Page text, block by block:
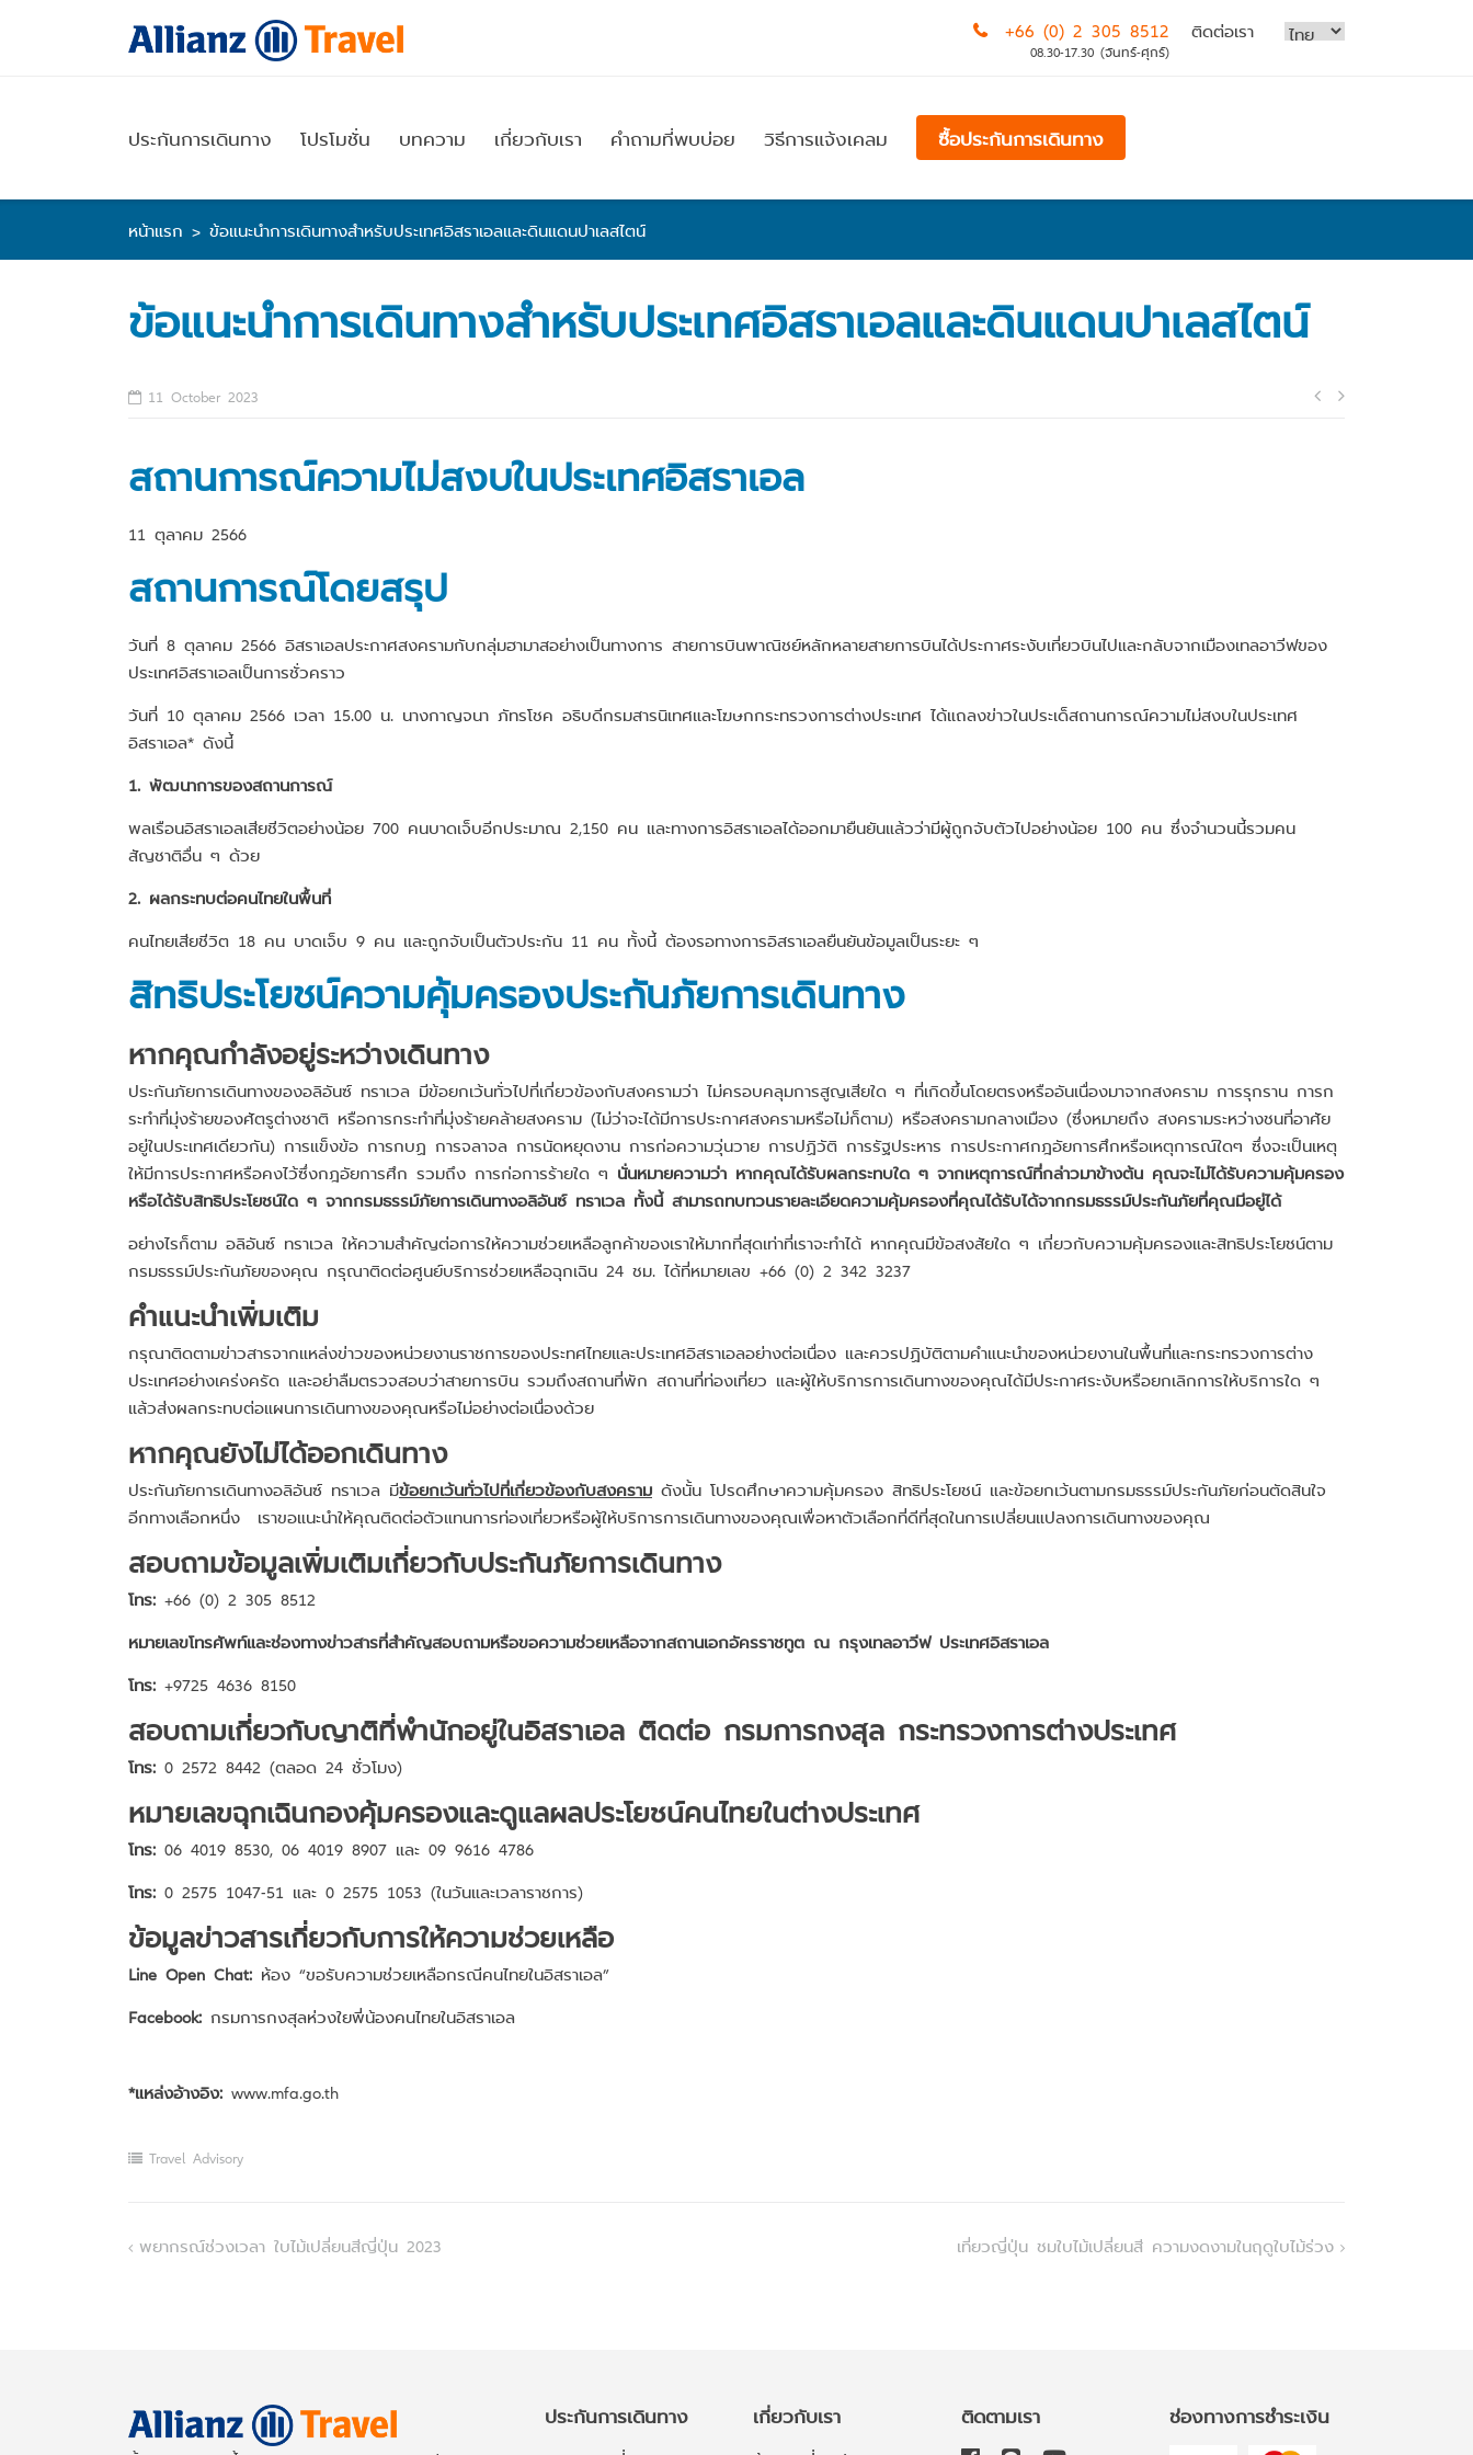
+66 (0) 2 305 8512
08.30-17.30 (จันทร์-ศุกร์)
ติดต่อเรา
ประกันการเดินทาง โปรโมชั่น บทความ เกี่ยวกับเรา คำถามที่พบบ่อย วิธีการแจ้งเคลม ซื้อประกันการเดินทาง
หน้าแรก > ข้อแนะนำการเดินทางสำหรับประเทศอิสราเอลและดินแดนปาเลสไตน์
ข้อแนะนำการเดินทางสำหรับประเทศอิสราเอลและดินแดนปาเลสไตน์
11 October 2023
Post
สถานการณ์ความไม่สงบในประเทศอิสราเอล
11 ตุลาคม 2566
สถานการณ์โดยสรุป
วันที่ 8 ตุลาคม 2566 อิสราเอลประกาศสงครามกับกลุ่มฮามาสอย่างเป็นทางการ สายการบินพาณิชย์หลักหลายสายการบินได้ประกาศระงับเที่ยวบินไปและกลับจากเมืองเทลอาวีฟของ
ประเทศอิสราเอลเป็นการชั่วคราว
วันที่ 10 ตุลาคม 2566 เวลา 15.00 น. นางกาญจนา ภัทรโชค อธิบดีกรมสารนิเทศและโฆษกกระทรวงการต่างประเทศ ได้แถลงข่าวในประเด็สถานการณ์ความไม่สงบในประเทศ
อิสราเอล* ดังนี้
1. พัฒนาการของสถานการณ์
พลเรือนอิสราเอลเสียชีวิตอย่างน้อย 700 คนบาดเจ็บอีกประมาณ 2,150 คน และทางการอิสราเอลได้ออกมายืนยันแล้วว่ามีผู้ถูกจับตัวไปอย่างน้อย 100 คน ซึ่งจำนวนนี้รวมคน
สัญชาติอื่น ๆ ด้วย
2. ผลกระทบต่อคนไทยในพื้นที่
คนไทยเสียชีวิต 18 คน บาดเจ็บ 9 คน และถูกจับเป็นตัวประกัน 11 คน ทั้งนี้ ต้องรอทางการอิสราเอลยืนยันข้อมูลเป็นระยะ ๆ
สิทธิประโยชน์ความคุ้มครองประกันภัยการเดินทาง
หากคุณกำลังอยู่ระหว่างเดินทาง
ประกันภัยการเดินทางของอลิอันซ์ ทราเวล มีข้อยกเว้นทั่วไปที่เกี่ยวข้องกับสงครามว่า ไม่ครอบคลุมการสูญเสียใด ๆ ที่เกิดขึ้นโดยตรงหรืออันเนื่องมาจากสงคราม การรุกราน การก
ระทำที่มุ่งร้ายของศัตรูต่างชาติ หรือการกระทำที่มุ่งร้ายคล้ายสงคราม (ไม่ว่าจะได้มีการประกาศสงครามหรือไม่ก็ตาม) หรือสงครามกลางเมือง (ซึ่งหมายถึง สงครามระหว่างชนที่อาศัย
อยู่ในประเทศเดียวกัน) การแข็งข้อ การกบฏ การจลาจล การนัดหยุดงาน การก่อความวุ่นวาย การปฏิวัติ การรัฐประหาร การประกาศกฎอัยการศึกหรือเหตุการณ์ใดๆ ซึ่งจะเป็นเหตุ
ให้มีการประกาศหรือคงไว้ซึ่งกฎอัยการศึก รวมถึง การก่อการร้ายใด ๆ นั่นหมายความว่า หากคุณได้รับผลกระทบใด ๆ จากเหตุการณ์ที่กล่าวมาข้างต้น คุณจะไม่ได้รับความคุ้มครอง
หรือได้รับสิทธิประโยชน์ใด ๆ จากกรมธรรม์ภัยการเดินทางอลิอันซ์ ทราเวล ทั้งนี้ สามารถทบทวนรายละเอียดความคุ้มครองที่คุณได้รับได้จากกรมธรรม์ประกันภัยที่คุณมีอยู่ได้
อย่างไรก็ตาม อลิอันซ์ ทราเวล ให้ความสำคัญต่อการให้ความช่วยเหลือลูกค้าของเราให้มากที่สุดเท่าที่เราจะทำได้ หากคุณมีข้อสงสัยใด ๆ เกี่ยวกับความคุ้มครองและสิทธิประโยชน์ตาม
กรมธรรม์ประกันภัยของคุณ กรุณาติดต่อศูนย์บริการช่วยเหลือฉุกเฉิน 24 ชม. ได้ที่หมายเลข +66 (0) 2 342 3237
คำแนะนำเพิ่มเติม
กรุณาติดตามข่าวสารจากแหล่งข่าวของหน่วยงานราชการของประทศไทยและประเทศอิสราเอลอย่างต่อเนื่อง และควรปฏิบัติตามคำแนะนำของหน่วยงานในพื้นที่และกระทรวงการต่าง
ประเทศอย่างเคร่งครัด และอย่าลืมตรวจสอบว่าสายการบิน รวมถึงสถานที่พัก สถานที่ท่องเที่ยว และผู้ให้บริการการเดินทางของคุณได้มีประกาศระงับหรือยกเลิกการให้บริการใด ๆ
แล้วส่งผลกระทบต่อแผนการเดินทางของคุณหรือไม่อย่างต่อเนื่องด้วย
หากคุณยังไม่ได้ออกเดินทาง
ประกันภัยการเดินทางอลิอันซ์ ทราเวล มีข้อยกเว้นทั่วไปที่เกี่ยวข้องกับสงคราม ดังนั้น โปรดศึกษาความคุ้มครอง สิทธิประโยชน์ และข้อยกเว้นตามกรมธรรม์ประกันภัยก่อนตัดสินใจ
อีกทางเลือกหนึ่ง เราขอแนะนำให้คุณติดต่อตัวแทนการท่องเที่ยวหรือผู้ให้บริการการเดินทางของคุณเพื่อหาตัวเลือกที่ดีที่สุดในการเปลี่ยนแปลงการเดินทางของคุณ
สอบถามข้อมูลเพิ่มเติมเกี่ยวกับประกันภัยการเดินทาง
โทร: +66 (0) 2 305 8512
หมายเลขโทรศัพท์และช่องทางข่าวสารที่สำคัญสอบถามหรือขอความช่วยเหลือจากสถานเอกอัครราชทูต ณ กรุงเทลอาวีฟ ประเทศอิสราเอล
โทร: +9725 4636 8150
สอบถามเกี่ยวกับญาติที่พำนักอยู่ในอิสราเอล ติดต่อ กรมการกงสุล กระทรวงการต่างประเทศ
โทร: 0 2572 8442 (ตลอด 24 ชั่วโมง)
หมายเลขฉุกเฉินกองคุ้มครองและดูแลผลประโยชน์คนไทยในต่างประเทศ
โทร: 06 4019 8530, 06 4019 8907 และ 09 9616 4786
โทร: 0 2575 1047-51 และ 0 2575 1053 (ในวันและเวลาราชการ)
ข้อมูลข่าวสารเกี่ยวกับการให้ความช่วยเหลือ
Line Open Chat: ห้อง “ขอรับความช่วยเหลือกรณีคนไทยในอิสราเอล”
Facebook: กรมการกงสุลห่วงใยพี่น้องคนไทยในอิสราเอล
*แหล่งอ้างอิง: www.mfa.go.th
Travel Advisory
Post
พยากรณ์ช่วงเวลา ใบไม้เปลี่ยนสีญี่ปุ่น 2023 เที่ยวญี่ปุ่น ชมใบไม้เปลี่ยนสี ความงดงามในฤดูใบไม้ร่วง
ประกันการเดินทาง เกี่ยวกับเรา ติดตามเรา ช่องทางการชำระเงิน